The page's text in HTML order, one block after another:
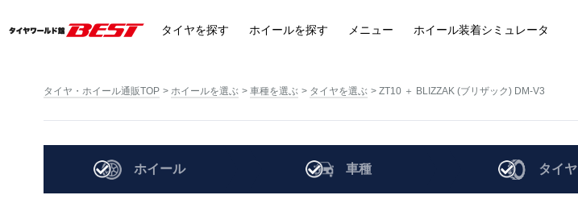
タイヤを探す ホイールを探す メニュー ホイール装着シミュレータ
タイヤ・ホイール通販TOP ホイールを選ぶ 車種を選ぶ タイヤを選ぶ ZT10 ＋ BLIZZAK (ブリザック) DM-V3
ホイール 車種 タイヤ